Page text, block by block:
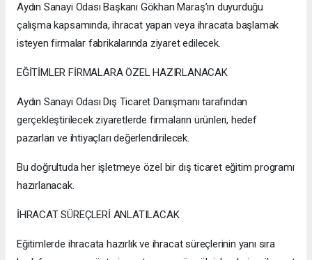
Aydın Sanayi Odası Başkanı Gökhan Maraş’ın duyurduğu
çalışma kapsamında, ihracat yapan veya ihracata başlamak
isteyen firmalar fabrikalarında ziyaret edilecek.
EĞİTİMLER FİRMALARA ÖZEL HAZIRLANACAK
Aydın Sanayi Odası Dış Ticaret Danışmanı tarafından
gerçekleştirilecek ziyaretlerde firmaların ürünleri, hedef
pazarları ve ihtiyaçları değerlendirilecek.
Bu doğrultuda her işletmeye özel bir dış ticaret eğitim programı
hazırlanacak.
İHRACAT SÜREÇLERİ ANLATILACAK
Eğitimlerde ihracata hazırlık ve ihracat süreçlerinin yanı sıra